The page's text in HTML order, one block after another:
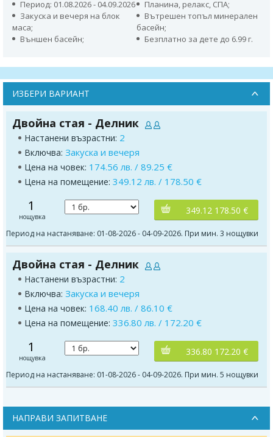
Период: 01.08.2026 - 04.09.2026
Планина, релакс, СПА;
Закуска и вечеря на блок
маса;
Вътрешен топъл минерален
басейн;
Външен басейн;
Безплатно за дете до 6.99 г.
ИЗБЕРИ ВАРИАНТ
Двойна стая - Делник
Настанени възрастни: 2
Включва: Закуска и вечеря
Цена на човек: 174.56 лв. / 89.25 €
Цена на помещение: 349.12 лв. / 178.50 €
1
нощувка
349.12 178.50 €
Период на настаняване: 01-08-2026 - 04-09-2026. При мин. 3 нощувки
Двойна стая - Делник
Настанени възрастни: 2
Включва: Закуска и вечеря
Цена на човек: 168.40 лв. / 86.10 €
Цена на помещение: 336.80 лв. / 172.20 €
1
нощувка
336.80 172.20 €
Период на настаняване: 01-08-2026 - 04-09-2026. При мин. 5 нощувки
НАПРАВИ ЗАПИТВАНЕ